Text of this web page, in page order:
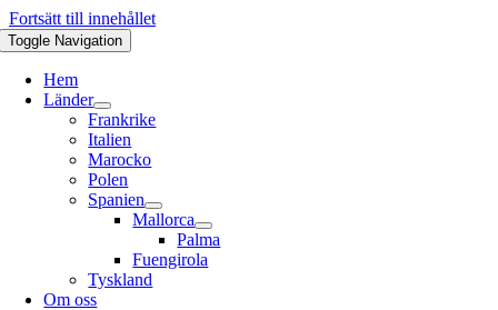
Fortsätt till innehållet
Toggle Navigation
Hem
Länder
Frankrike
Italien
Marocko
Polen
Spanien
Mallorca
Palma
Fuengirola
Tyskland
Om oss